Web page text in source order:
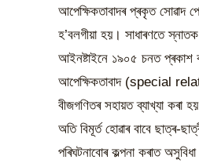
আপেক্ষিকতাবাদৰ প্ৰকৃত সোৱাদ
হ’বলগীয়া হয়। সাধাৰণতে স্নাতক
আইনষ্টাইনে ১৯০৫ চনত প্ৰকাশ
আপেক্ষিকতাবাদ (special
বীজগণিতৰ সহায়ত ব্যাখ্যা কৰা
অতি বিমূৰ্ত হোৱাৰ বাবে ছাত্ৰ-
পৰিঘটনাবোৰ কল্পনা কৰাত